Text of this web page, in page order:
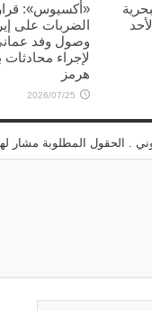
«أكسيوس»:
الضربات على
وصول وفد
لإجراء
هرمز
2026/07/25
. الحقول المطلوبة مشار